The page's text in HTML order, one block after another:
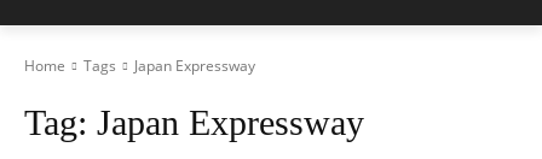
Home Tags Japan Expressway
Tag: Japan Expressway